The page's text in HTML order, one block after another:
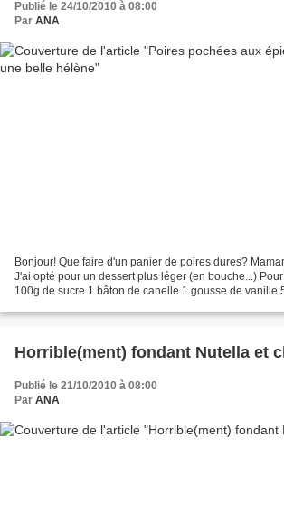
Publié le 24/10/2010 à 08:00
Par ANA
Bonjour! Que faire d'un panier de poires dures?
J'ai opté pour un dessert plus léger (en bouche...)
100g de sucre 1 bâton de canelle 1 gousse de vanille
Horrible(ment) fondant Nutella et
Publié le 21/10/2010 à 08:00
Par ANA